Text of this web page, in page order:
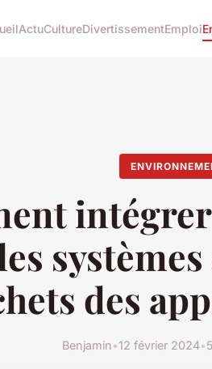
ActuCultureDivertissementEmploi
des
Benjamin•12 février 2024•